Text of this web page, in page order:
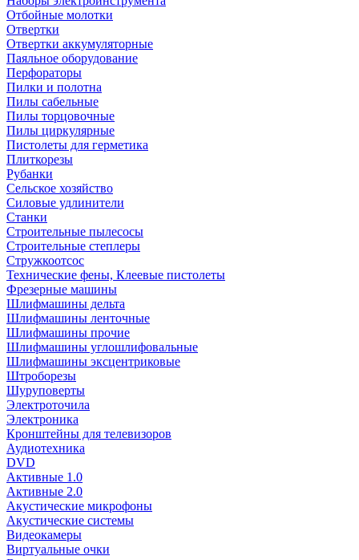
Отбойные молотки
Отвертки
Отвертки аккумуляторные
Паяльное оборудование
Перфораторы
Пилки и полотна
Пилы сабельные
Пилы торцовочные
Пилы циркулярные
Пистолеты для герметика
Плиткорезы
Рубанки
Сельское хозяйство
Силовые удлинители
Станки
Строительные пылесосы
Строительные степлеры
Стружкоотсос
Технические фены, Клеевые пистолеты
Фрезерные машины
Шлифмашины дельта
Шлифмашины ленточные
Шлифмашины прочие
Шлифмашины углошлифовальные
Шлифмашины эксцентриковые
Штроборезы
Шуруповерты
Электроточила
Электроника
Кронштейны для телевизоров
Аудиотехника
DVD
Активные 1.0
Активные 2.0
Акустические микрофоны
Акустические системы
Видеокамеры
Виртуальные очки